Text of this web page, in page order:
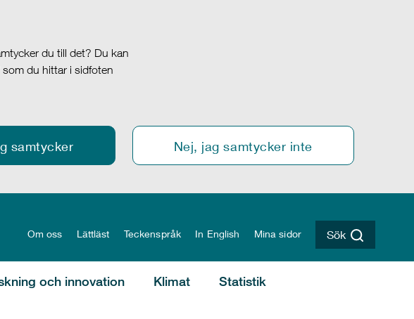
du till det? Du kan
som du hittar i sidfoten
samtycker Nej, jag samtycker inte
Om oss Lättläst Teckenspråk In English Mina sidor Sök
och innovation Klimat Statistik